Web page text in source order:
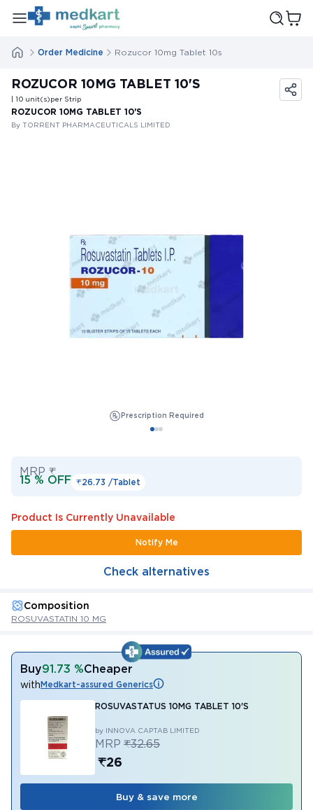
Order Medicine Rozucor 10mg Tablet 10s
ROZUCOR 10MG TABLET 10'S
| 10 unit(s)per Strip
ROZUCOR 10MG TABLET 10'S
By TORRENT PHARMACEUTICALS LIMITED
Prescription Required
MRP ₹
15 % OFF ₹26.73 /Tablet
Product Is Currently Unavailable
Notify Me
Check alternatives
Composition
ROSUVASTATIN 10 MG
Buy91.73 %Cheaper
withMedkart-assured Generics
ROSUVASTATUS 10MG TABLET 10'S
by INNOVA CAPTAB LIMITED
MRP ₹32.65
₹26
Buy & save more